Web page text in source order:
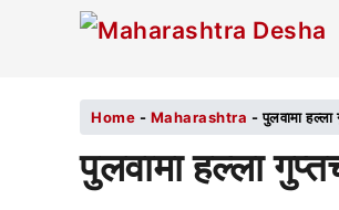
Home - Maharashtra -पुलवामा
पुलवामा हल्ला